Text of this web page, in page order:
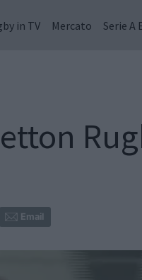
in TV Mercato Serie A
Email